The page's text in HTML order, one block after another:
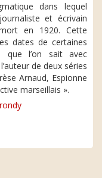
dans lequel
et écrivain
en 1920. Cette
dates de certaines
que l’on sait avec
de deux séries
Arnaud, Espionne
marseillais ».